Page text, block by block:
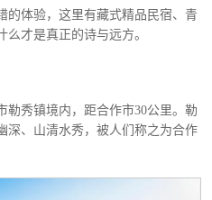
的体验，这里有藏式精品民宿、青
才是真正的诗与远方。
勒秀镇境内，距合作市30公里。勒
深、山清水秀，被人们称之为合作